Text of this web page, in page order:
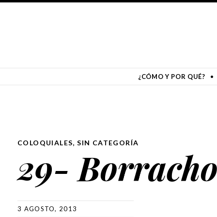
¿CÓMO Y POR QUÉ?
COLOQUIALES,SIN CATEGORÍA
29- Borracho
3 AGOSTO, 2013